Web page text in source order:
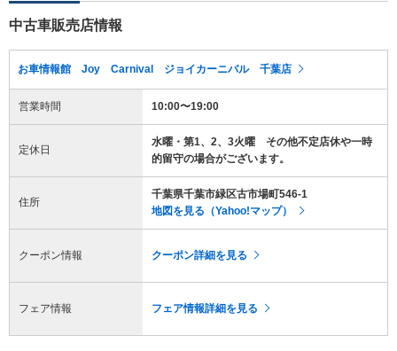
中古車販売店情報
お車情報館 Joy Carnival ジョイカーニバル 千葉店
営業時間 10:00〜19:00
定休日
水曜・第1、2、3火曜 その他不定店休や一時
的留守の場合がございます。
住所
千葉県千葉市緑区古市場町546-1
地図を見る（Yahoo!マップ）
クーポン情報 クーポン詳細を見る
フェア情報 フェア情報詳細を見る